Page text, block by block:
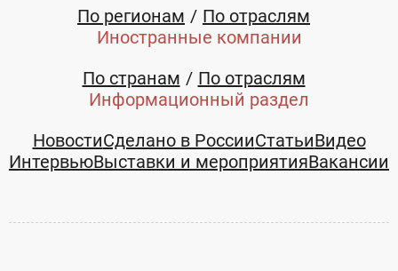
По регионам
По отраслям
Иностранные компании
По странам
По отраслям
Информационный раздел
НовостиСделано в РоссииСтатьиВидео
ИнтервьюВыставки и мероприятияВакансии